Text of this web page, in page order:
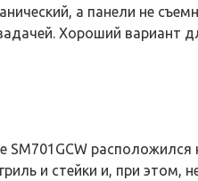
а панели не
Хороший
SM701GCW
и стейки и, при этом,